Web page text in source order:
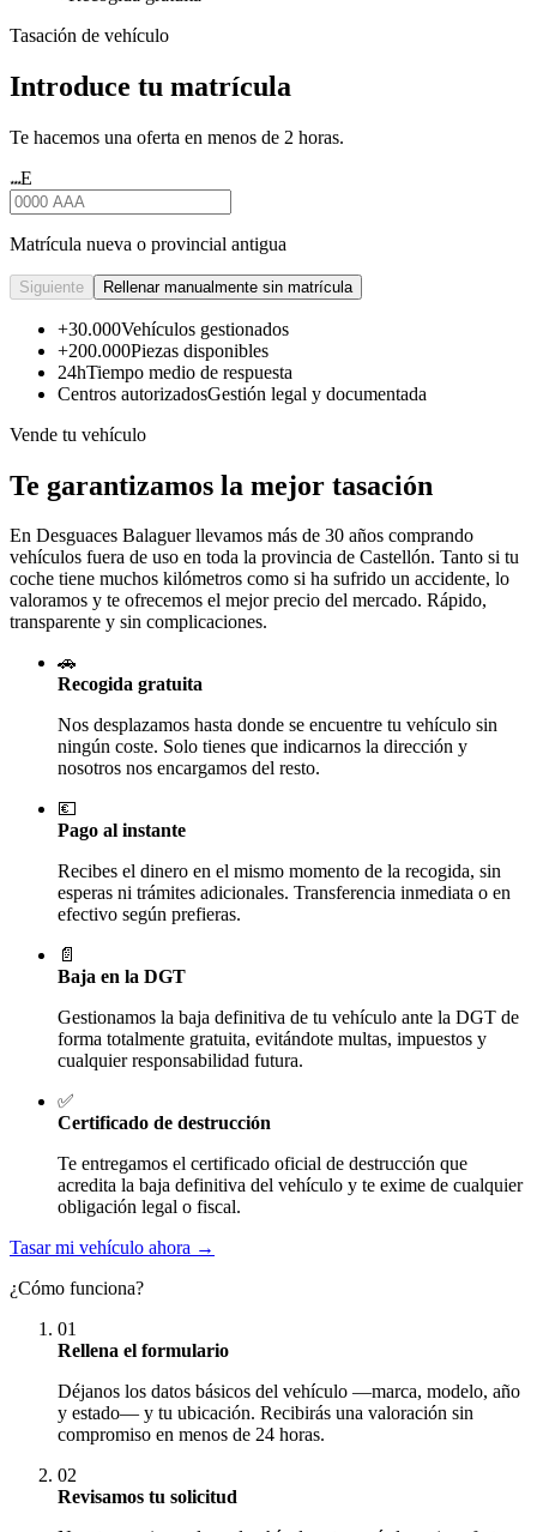
Tasación de vehículo
Introduce tu matrícula
Te hacemos una oferta en menos de 2 horas.
★★★E
Matrícula nueva o provincial antigua
Siguiente Rellenar manualmente sin matrícula
+30.000Vehículos gestionados
+200.000Piezas disponibles
24hTiempo medio de respuesta
Centros autorizadosGestión legal y documentada
Vende tu vehículo
Te garantizamos la mejor tasación
En Desguaces Balaguerllevamos más de 30 años comprando
vehículos fuera de uso en toda la provincia de Castellón. Tanto si tu
coche tiene muchos kilómetros como si ha sufrido un accidente, lo
valoramos y te ofrecemos el mejor precio del mercado. Rápido,
transparente y sin complicaciones.
🚗
Recogida gratuita
Nos desplazamos hasta donde se encuentre tu vehículo sin
ningún coste. Solo tienes que indicarnos la dirección y
nosotros nos encargamos del resto.
💶
Pago al instante
Recibes el dinero en el mismo momento de la recogida, sin
esperas ni trámites adicionales. Transferencia inmediata o en
efectivo según prefieras.
📄
Baja en la DGT
Gestionamos la baja definitiva de tu vehículo ante la DGT de
forma totalmente gratuita, evitándote multas, impuestos y
cualquier responsabilidad futura.
✅
Certificado de destrucción
Te entregamos el certificado oficial de destrucción que
acredita la baja definitiva del vehículo y te exime de cualquier
obligación legal o fiscal.
Tasar mi vehículo ahora →
¿Cómo funciona?
01
Rellena el formulario
Déjanos los datos básicos del vehículo —marca, modelo, año
y estado— y tu ubicación. Recibirás una valoración sin
compromiso en menos de 24 horas.
02
Revisamos tu solicitud